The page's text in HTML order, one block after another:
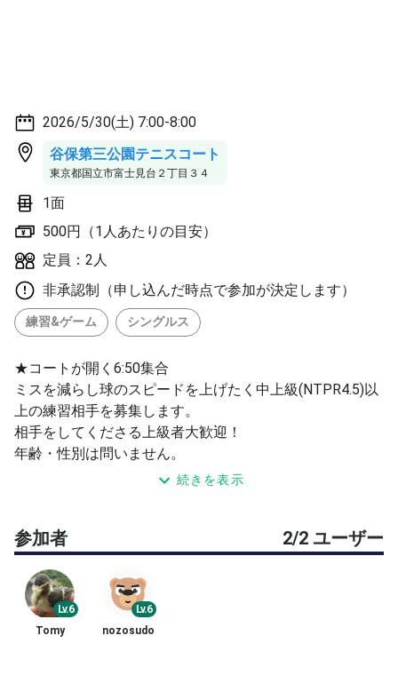
2026/5/30(土) 7:00-8:00
谷保第三公園テニスコート
東京都国立市富士見台２丁目３４
1面
500円（1人あたりの目安）
定員：2人
非承認制（申し込んだ時点で参加が決定します）
練習&ゲーム シングルス
★コートが開く6:50集合
ミスを減らし球のスピードを上げたく中上級(NTPR4.5)以
上の練習相手を募集します。
相手をしてくださる上級者大歓迎！
年齢・性別は問いません。
1対1で20分練習してから35分シングルスの試合をしま
※練習球を数球準備します。基本的にニューボールは使
用しませんが、
試合は一週間以内に開けた比較的状態の良いボールを
使用します。
場所：国立市 谷保コート C面
続きを表示
参加者 2/2 ユーザー
Lv.6
Tomy
Lv.6
nozosudo